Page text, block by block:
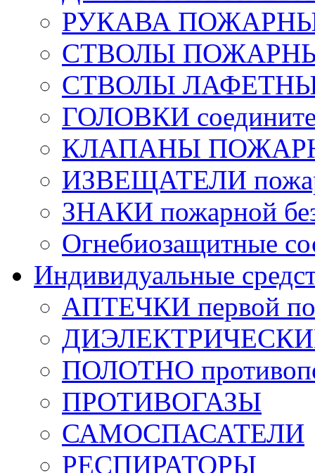
РУКАВА
СТВОЛЫ
СТВОЛЫ
ГОЛОВКИ
КЛАПАНЫ
ИЗВЕЩАТЕЛИ
ЗНАКИ пожарной
Огнебиозащитные
Индивидуальные
АПТЕЧКИ первой
ДИЭЛЕКТРИЧЕСКИЕ
ПОЛОТНО
ПРОТИВОГАЗЫ
САМОСПАСАТЕЛИ
РЕСПИРАТОРЫ